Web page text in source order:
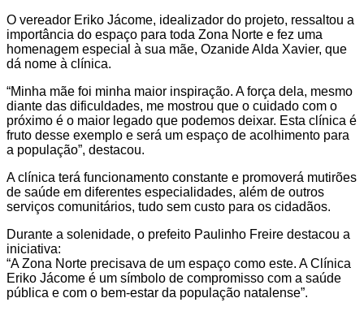
O vereador Eriko Jácome, idealizador do projeto, ressaltou a
importância do espaço para toda Zona Norte e fez uma
homenagem especial à sua mãe, Ozanide Alda Xavier, que
dá nome à clínica.
“Minha mãe foi minha maior inspiração. A força dela, mesmo
diante das dificuldades, me mostrou que o cuidado com o
próximo é o maior legado que podemos deixar. Esta clínica é
fruto desse exemplo e será um espaço de acolhimento para
a população”, destacou.
A clínica terá funcionamento constante e promoverá mutirões
de saúde em diferentes especialidades, além de outros
serviços comunitários, tudo sem custo para os cidadãos.
Durante a solenidade, o prefeito Paulinho Freire destacou a
iniciativa:
“A Zona Norte precisava de um espaço como este. A Clínica
Eriko Jácome é um símbolo de compromisso com a saúde
pública e com o bem-estar da população natalense”.